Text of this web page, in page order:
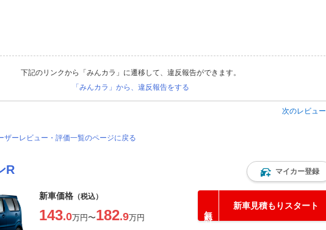
下記のリンクから「みんカラ」に遷移して、違反報告ができます。
「みんカラ」から、違反報告をする
次のレビュー
ザーレビュー・評価一覧のページに戻る
R マイカー登録
新車価格 （税込）
143.0万円〜182.9万円
新車見積もりスタート